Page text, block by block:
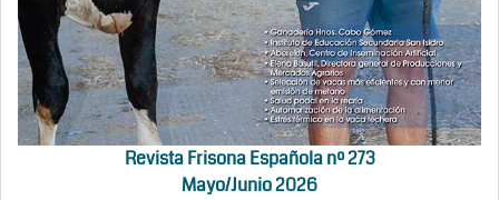
Revista Frisona Española nº 273
Mayo/Junio 2026